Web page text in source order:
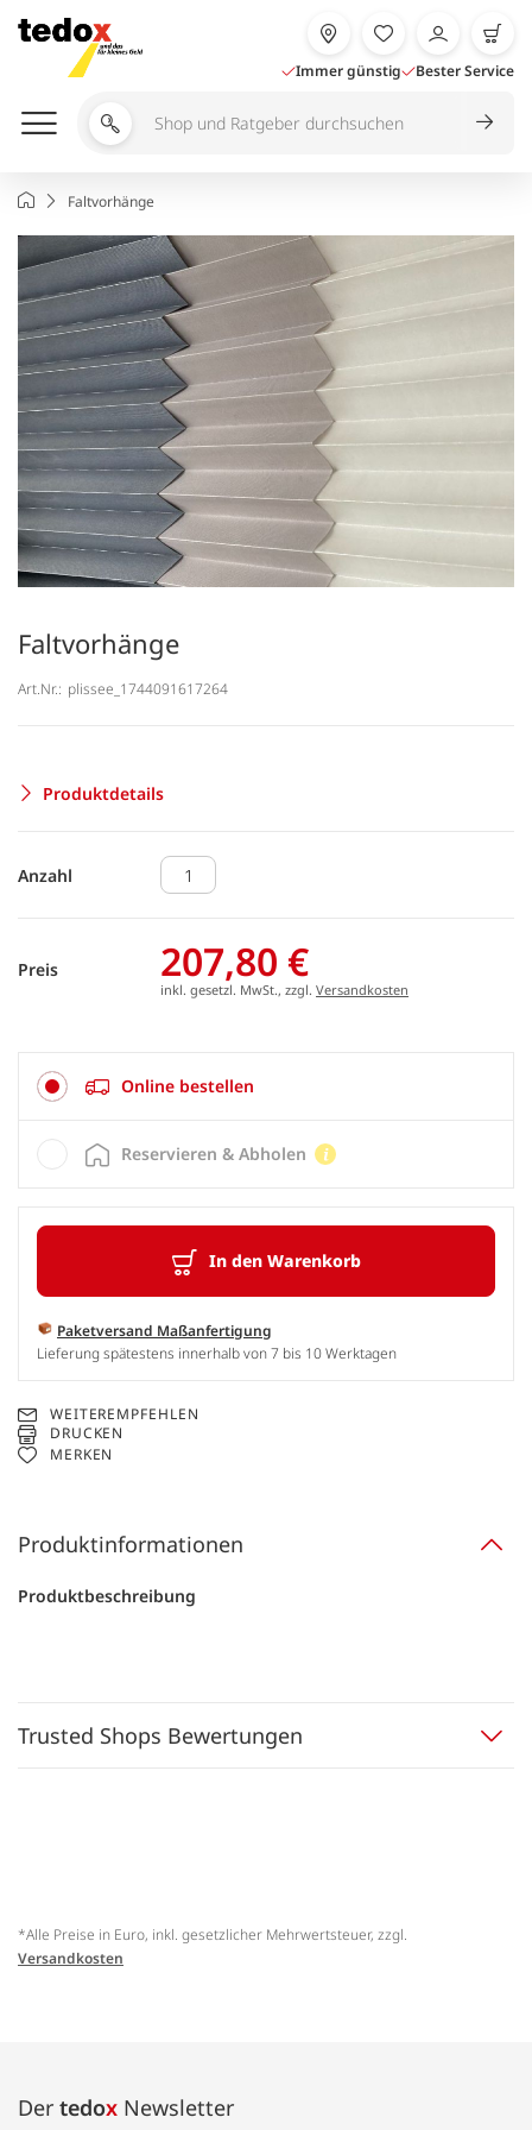
Inhalt
springen
Immer günstig Bester Service
Shop
durchsuchen
StartseiteFaltvorhänge
Faltvorhänge
Art.Nr.: plissee_1744091617264
Produktdetails
Anzahl
Preis 207,80 €
inkl. gesetzl. MwSt., zzgl. Versandkosten
Online bestellen
In den Warenkorb
Paketversand Maßanfertigung
Lieferung spätestens innerhalb von 7 bis 10 Werktagen
Reservieren & Abholen
WEITEREMPFEHLEN
DRUCKEN
MERKEN
Produktinformationen
Produktbeschreibung
Trusted Shops Bewertungen
*Alle Preise in Euro, inkl. gesetzlicher Mehrwertsteuer, zzgl.
Versandkosten
Der tedox Newsletter